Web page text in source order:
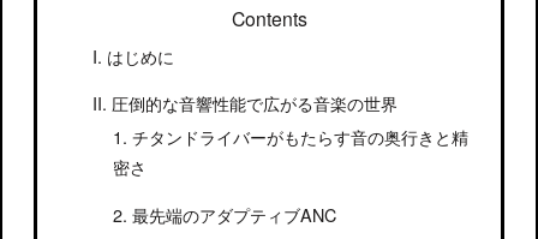
Contents
はじめに
圧倒的な音響性能で広がる音楽の世界
チタンドライバーがもたらす音の奥行きと精
密さ
最先端のアダプティブANC